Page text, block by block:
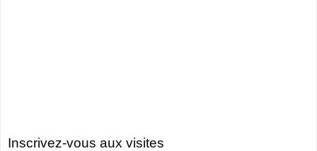
Inscrivez-vous aux visites